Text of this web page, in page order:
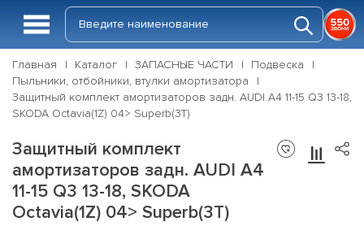
Главная Каталог ЗАПАСНЫЕ ЧАСТИ
Подвеска
Пыльники, отбойники, втулки амортизатора
Защитный комплект амортизаторов задн. AUDI A4 11-15 Q3 13-18,
SKODA Octavia(1Z) 04> Superb(3T)
Защитный комплект
амортизаторов задн. AUDI A4
11-15 Q3 13-18, SKODA
Octavia(1Z) 04> Superb(3T)